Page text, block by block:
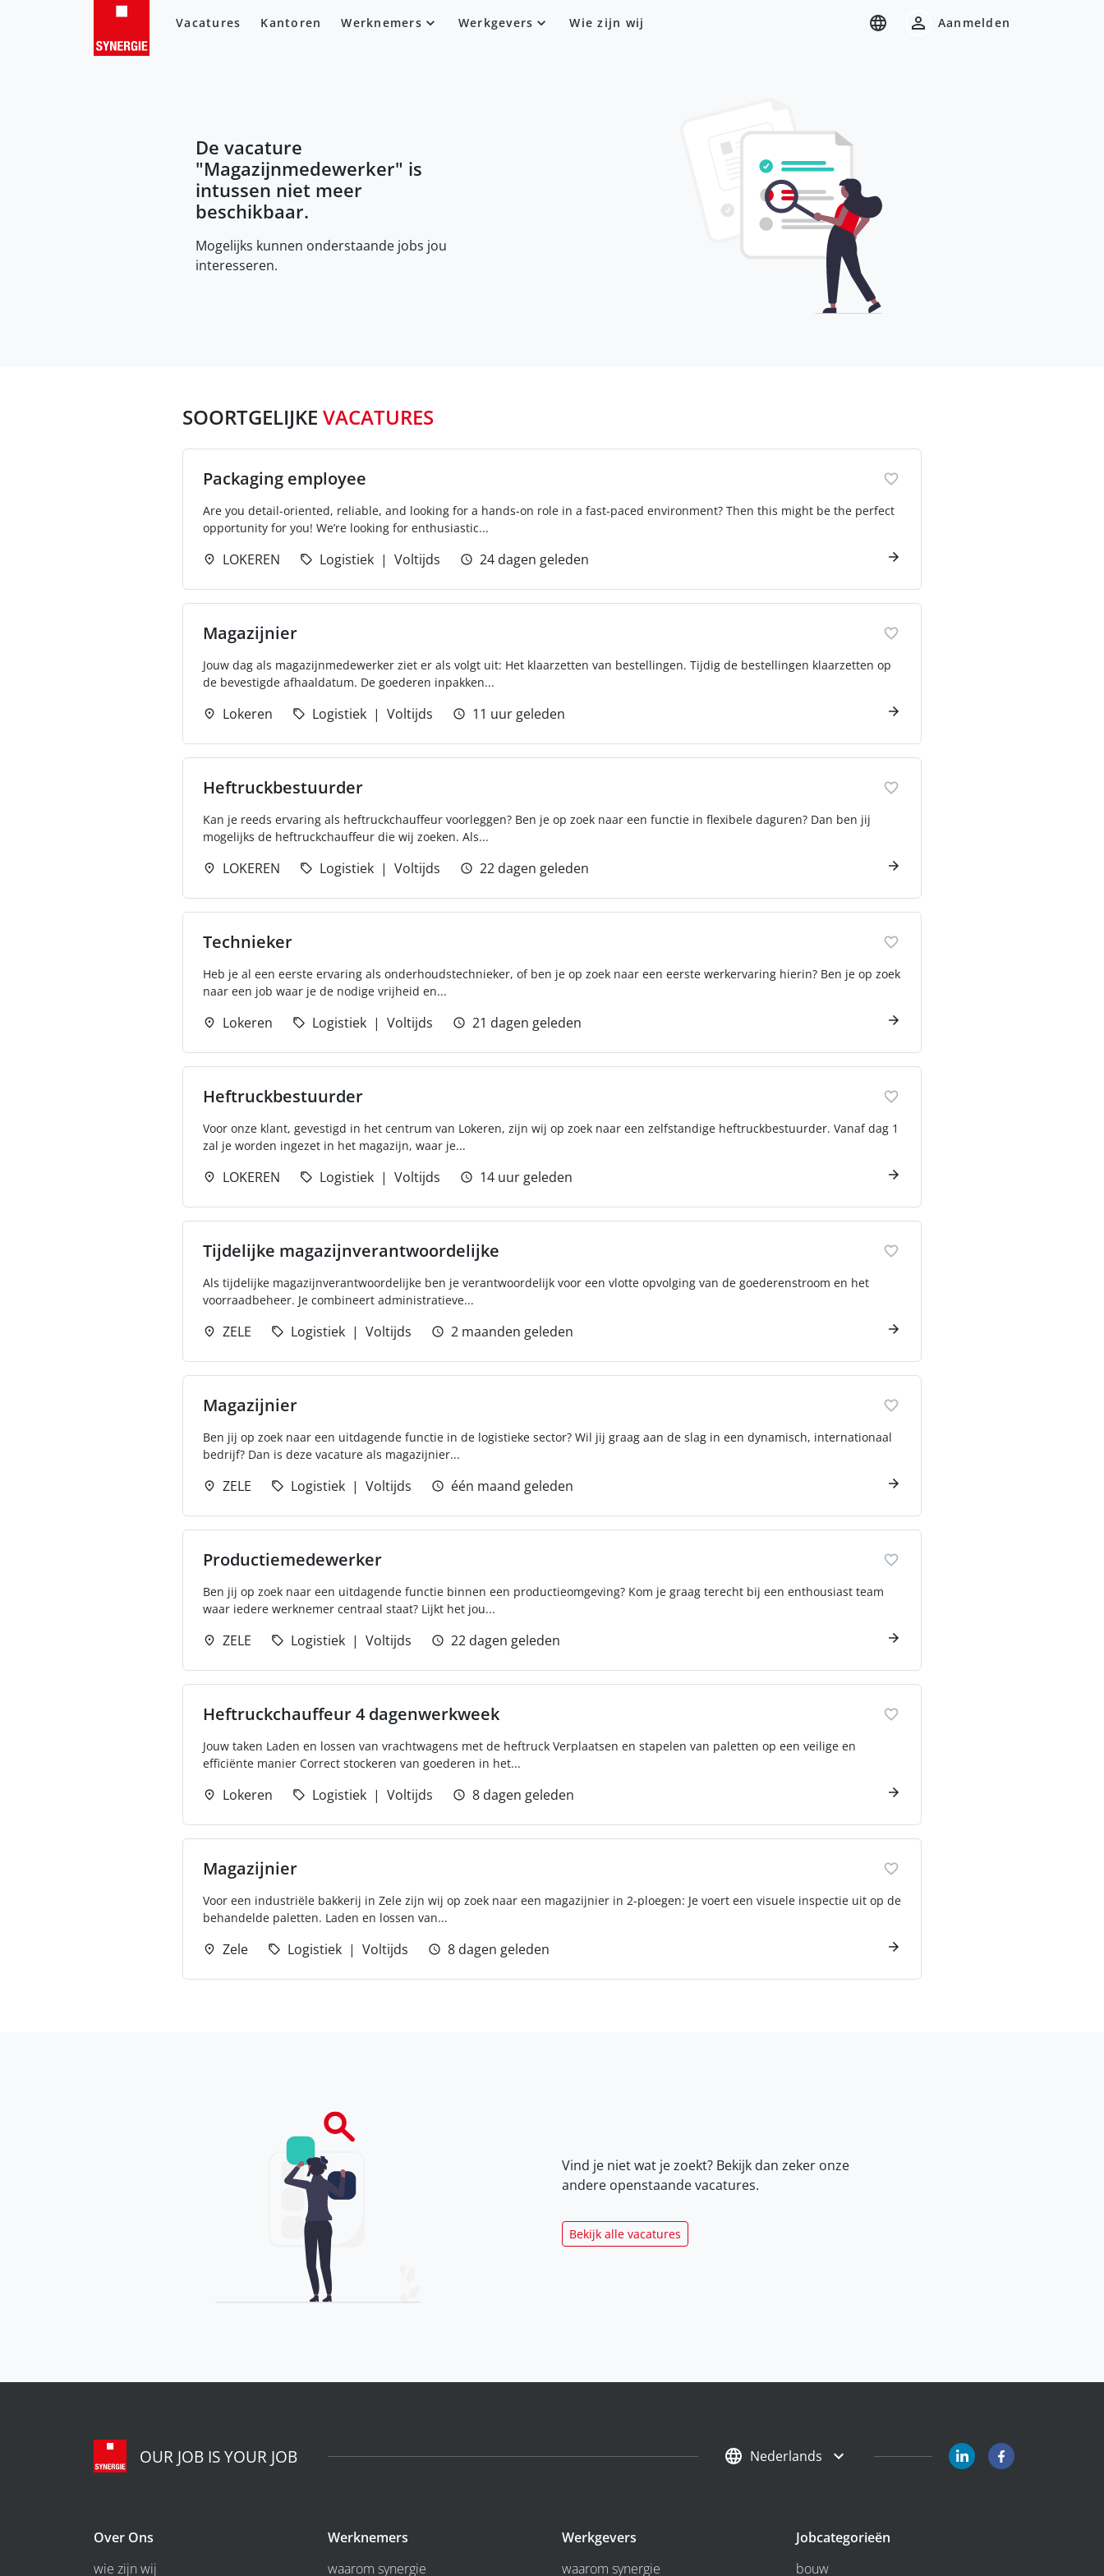
Vacatures Kantoren Werknemers Werkgevers Wie zijn wij Aanmelden
De vacature
"Magazijnmedewerker" is
intussen niet meer
beschikbaar.
Mogelijks kunnen onderstaande jobs jou
interesseren.
SOORTGELIJKE VACATURES
Packaging employee
Are you detail-oriented, reliable, and looking for a hands-on role in a fast-paced environment? Then this might be the perfect
opportunity for you! We’re looking for enthusiastic...
LOKEREN Logistiek Voltijds 24 dagen geleden
Magazijnier
Jouw dag als magazijnmedewerker ziet er als volgt uit: Het klaarzetten van bestellingen. Tijdig de bestellingen klaarzetten op
de bevestigde afhaaldatum. De goederen inpakken...
Lokeren Logistiek Voltijds 11 uur geleden
Heftruckbestuurder
Kan je reeds ervaring als heftruckchauffeur voorleggen? Ben je op zoek naar een functie in flexibele daguren? Dan ben jij
mogelijks de heftruckchauffeur die wij zoeken. Als...
LOKEREN Logistiek Voltijds 22 dagen geleden
Technieker
Heb je al een eerste ervaring als onderhoudstechnieker, of ben je op zoek naar een eerste werkervaring hierin? Ben je op zoek
naar een job waar je de nodige vrijheid en...
Lokeren Logistiek Voltijds 21 dagen geleden
Heftruckbestuurder
Voor onze klant, gevestigd in het centrum van Lokeren, zijn wij op zoek naar een zelfstandige heftruckbestuurder. Vanaf dag 1
zal je worden ingezet in het magazijn, waar je...
LOKEREN Logistiek Voltijds 14 uur geleden
Tijdelijke magazijnverantwoordelijke
Als tijdelijke magazijnverantwoordelijke ben je verantwoordelijk voor een vlotte opvolging van de goederenstroom en het
voorraadbeheer. Je combineert administratieve...
ZELE Logistiek Voltijds 2 maanden geleden
Magazijnier
Ben jij op zoek naar een uitdagende functie in de logistieke sector? Wil jij graag aan de slag in een dynamisch, internationaal
bedrijf? Dan is deze vacature als magazijnier...
ZELE Logistiek Voltijds één maand geleden
Productiemedewerker
Ben jij op zoek naar een uitdagende functie binnen een productieomgeving? Kom je graag terecht bij een enthousiast team
waar iedere werknemer centraal staat? Lijkt het jou...
ZELE Logistiek Voltijds 22 dagen geleden
Heftruckchauffeur 4 dagenwerkweek
Jouw taken Laden en lossen van vrachtwagens met de heftruck Verplaatsen en stapelen van paletten op een veilige en
efficiënte manier Correct stockeren van goederen in het...
Lokeren Logistiek Voltijds 8 dagen geleden
Magazijnier
Voor een industriële bakkerij in Zele zijn wij op zoek naar een magazijnier in 2-ploegen: Je voert een visuele inspectie uit op de
behandelde paletten. Laden en lossen van...
Zele Logistiek Voltijds 8 dagen geleden
Vind je niet wat je zoekt? Bekijk dan zeker onze
andere openstaande vacatures.
Bekijk alle vacatures
OUR JOB IS YOUR JOB Nederlands
Over Ons
wie zijn wij
Werknemers
waarom synergie
Werkgevers
waarom synergie
Jobcategorieën
bouw